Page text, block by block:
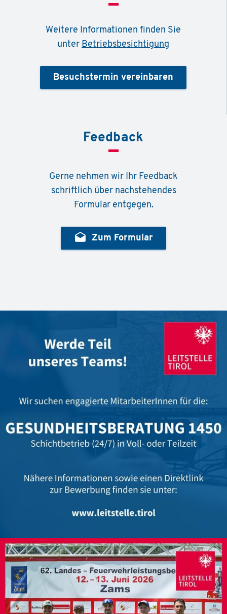
Weitere Informationen finden Sie
unter Betriebsbesichtigung
Besuchstermin vereinbaren
Feedback
Gerne nehmen wir Ihr Feedback
schriftlich über nachstehendes
Formular entgegen.
drafts Zum Formular